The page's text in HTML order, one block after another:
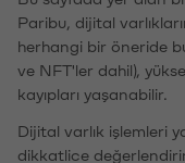
Paribu, dijital
herhangi bir öneride
ve NFT'ler dahil),
kayıpları yaşanabilir.
Dijital varlık işlemleri
dikkatlice